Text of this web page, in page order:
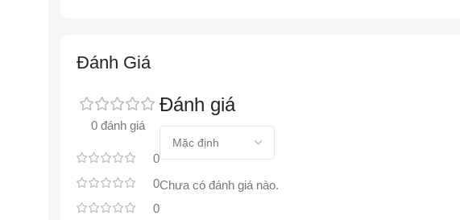
Đánh Giá
0 đánh giá
0
0
0
Đánh giá
Chưa có đánh giá nào.